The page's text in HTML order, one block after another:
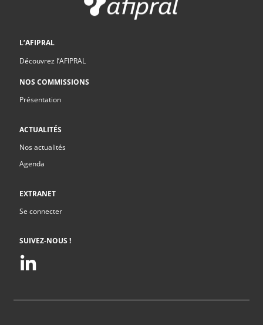
L’AFIPRAL
Découvrez l’AFIPRAL
NOS COMMISSIONS
Présentation
ACTUALITÉS
Nos actualités
Agenda
EXTRANET
Se connecter
SUIVEZ-NOUS !